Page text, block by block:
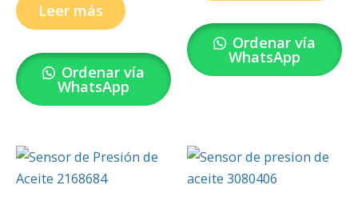
Leer más
Ordenar vía
WhatsApp
Ordenar vía
WhatsApp